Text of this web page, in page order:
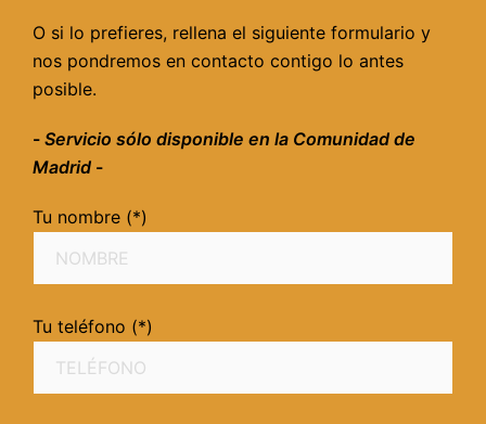
O si lo prefieres, rellena el siguiente formulario y
nos pondremos en contacto contigo lo antes
posible.
- Servicio sólo disponible en la Comunidad de
Madrid -
Tu nombre (*)
Tu teléfono (*)